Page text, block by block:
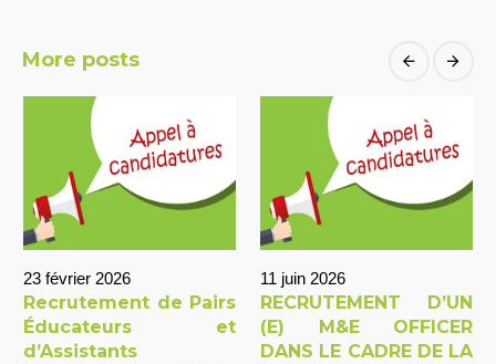
More posts
23 février 2026
Recrutement de Pairs
Éducateurs et
d’Assistants
11 juin 2026
RECRUTEMENT D’UN
(E) M&E OFFICER
DANS LE CADRE DE LA